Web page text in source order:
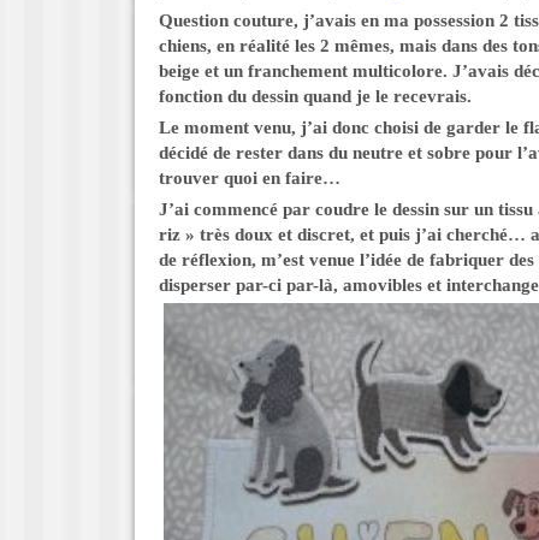
Question couture, j’avais en ma possession 2
chiens, en réalité les 2 mêmes, mais dans des
beige et un franchement multicolore. J’avais
fonction du dessin quand je le recevrais.
Le moment venu, j’ai donc choisi de garder le
décidé de rester dans du neutre et sobre pour
trouver quoi en faire…
J’ai commencé par coudre le dessin sur un
riz » très doux et discret, et puis j’ai cherché…
de réflexion, m’est venue l’idée de fabriquer
disperser par-ci par-là, amovibles et